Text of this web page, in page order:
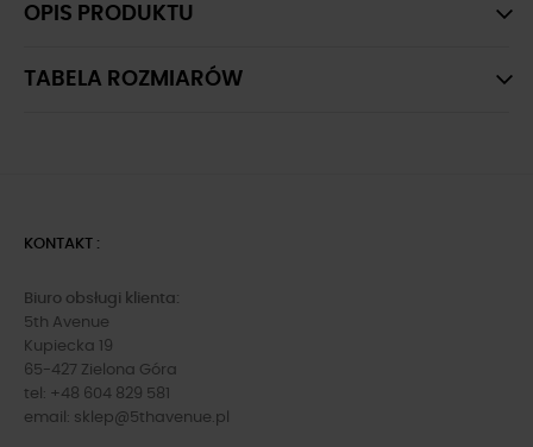
OPIS PRODUKTU
TABELA ROZMIARÓW
KONTAKT :
Biuro obsługi klienta:
5th Avenue
Kupiecka 19
65-427 Zielona Góra
tel: +48 604 829 581
email: sklep@5thavenue.pl